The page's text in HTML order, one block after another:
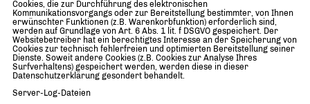
Cookies, die zur Durchführung des elektronischen
Kommunikationsvorgangs oder zur Bereitstellung bestimmter, von Ihnen
erwünschter Funktionen (z.B. Warenkorbfunktion) erforderlich sind,
werden auf Grundlage von Art. 6 Abs. 1 lit. f DSGVO gespeichert. Der
Websitebetreiber hat ein berechtigtes Interesse an der Speicherung von
Cookies zur technisch fehlerfreien und optimierten Bereitstellung seiner
Dienste. Soweit andere Cookies (z.B. Cookies zur Analyse Ihres
Surfverhaltens) gespeichert werden, werden diese in dieser
Datenschutzerklärung gesondert behandelt.
Server-Log-Dateien